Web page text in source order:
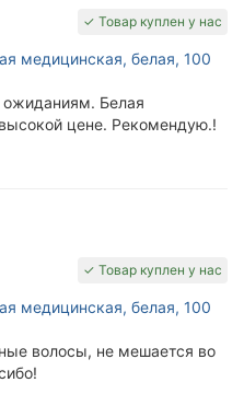
✓ Товар куплен у нас
медицинская, белая, 100
ожиданиям. Белая
цене. Рекомендую.!
✓ Товар куплен у нас
медицинская, белая, 100
волосы, не мешается во